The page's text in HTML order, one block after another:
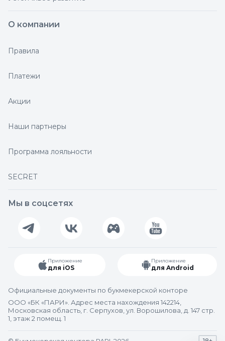
О компании
Правила
Платежи
Акции
Наши партнеры
Программа лояльности
SECRET
Мы в соцсетях
Приложение
для iOS
Приложение
для Android
Официальные документы по букмекерской конторе
ООО «БК «ПАРИ». Адрес места нахождения 142214,
Московская область, г. Серпухов, ул. Ворошилова, д. 147 стр.
1, этаж 2 помещ. 1